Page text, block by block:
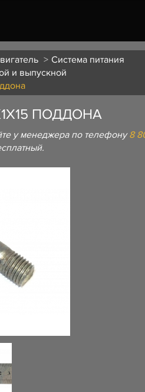
Система питания
и выпускной
ПОДДОНА
у менеджера по телефону8